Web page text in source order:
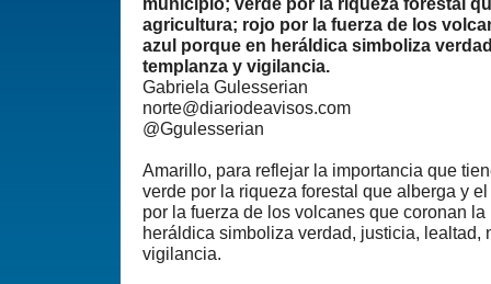
agricultura; rojo por la fuerza de los
azul porque en heráldica simboliza
templanza y vigilancia.
Gabriela Gulesserian
norte@diariodeavisos.com
@Ggulesserian
Amarillo, para reflejar la importancia que
verde por la riqueza forestal que alberga y
por la fuerza de los volcanes que coronan
heráldica simboliza verdad, justicia, lealtad,
vigilancia.